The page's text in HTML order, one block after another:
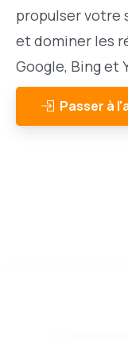
propulser votre
et dominer les
Google, Bing et
Passer à